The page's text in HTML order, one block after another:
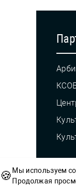
©
🍪 Мы используем
Продолжая